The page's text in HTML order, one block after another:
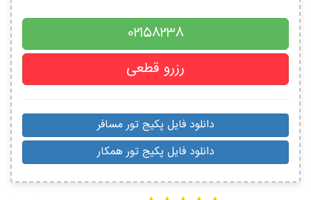
02158238
رزرو قطعی
دانلود فایل پکیج تور مسافر
دانلود فایل پکیج تور همکار